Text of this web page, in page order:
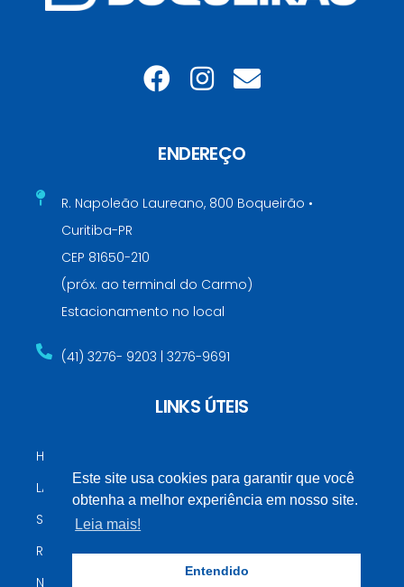
ENDEREÇO
R. Napoleão Laureano, 800 Boqueirão •
Curitiba-PR
CEP 81650-210
(próx. ao terminal do Carmo)
Estacionamento no local
(41) 3276- 9203 | 3276-9691
LINKS ÚTEIS
HOSPITAL IPO
LABORATÓRIOS LCA
SECRETARIA DA SAÚDE
RESULTADO DE EXAMES (RAIOS X)
NOSSOS CONVÊNIOS
Este site usa cookies para garantir que você
obtenha a melhor experiência em nosso site.
Leia mais!
Entendido